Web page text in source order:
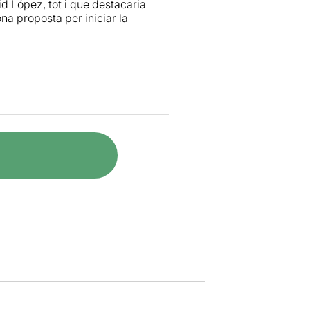
POTENCIALMENT
per al poder. Un muntatge
". Són les cançons les que
que la societat etiqueta com
López, tot i que destacaria
proposta per iniciar la